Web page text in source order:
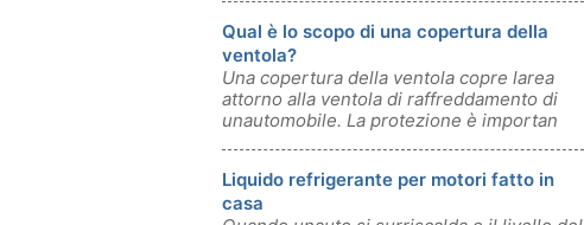
Qual è lo scopo di una copertura della
ventola?
Una copertura della ventola copre larea
attorno alla ventola di raffreddamento di
unautomobile. La protezione è importan
Liquido refrigerante per motori fatto in
casa